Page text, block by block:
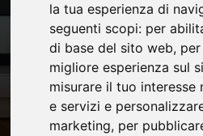
la tua esperienza di
seguenti scopi: per
di base del sito web,
migliore esperienza sul
misurare il tuo
e servizi e
marketing, per